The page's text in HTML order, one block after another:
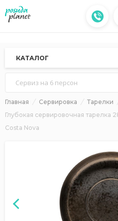
КАТАЛОГ
Сервиз на 6 персон
Главная Сервировка
Тарелки
Глубокая сервировочная тарелка
Costa Nova